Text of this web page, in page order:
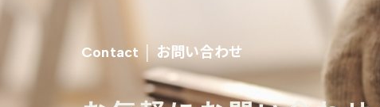
Contact │ お問い合わせ